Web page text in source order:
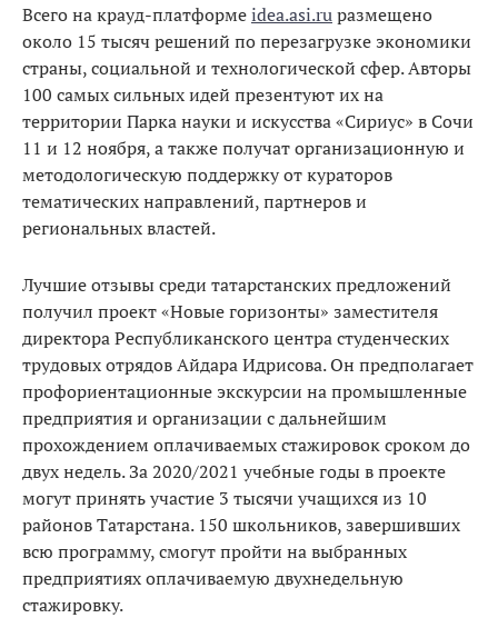
Всего на крауд-платформеidea.asi.ruразмещено
около 15 тысяч решений по перезагрузке экономики
страны, социальной и технологической сфер. Авторы
100 самых сильных идей презентуют их на
территории Парка науки и искусства «Сириус» в Сочи
11 и 12 ноября, а также получат организационную и
методологическую поддержку от кураторов
тематических направлений, партнеров и
региональных властей.
Лучшие отзывы среди татарстанских предложений
получил проект «Новые горизонты» заместителя
директора Республиканского центра студенческих
трудовых отрядов Айдара Идрисова. Он предполагает
профориентационные экскурсии на промышленные
предприятия и организации с дальнейшим
прохождением оплачиваемых стажировок сроком до
двух недель. За 2020/2021 учебные годы в проекте
могут принять участие 3 тысячи учащихся из 10
районов Татарстана. 150 школьников, завершивших
всю программу, смогут пройти на выбранных
предприятиях оплачиваемую двухнедельную
стажировку.